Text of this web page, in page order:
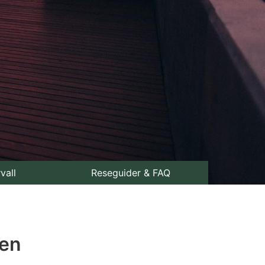
Reseguider & FAQ